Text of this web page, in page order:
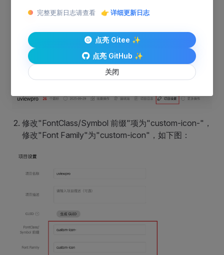
完整更新日志请查看 👉 详细更新日志
点亮 Gitee ✨
点亮 GitHub ✨
关闭
下面的操作默认您已进入阿里图标库的"图标管理"栏目中
我们建议，您应该修改这个图标的前缀，这样以后有
新图标加入的时候，不用每次频繁修改前缀，在右上
角的"更多操作"中，进入"编辑项目"：
修改"FontClass/Symbol 前缀"项为"custom-icon-"，
修改"Font Family"为"custom-icon"，如下图：